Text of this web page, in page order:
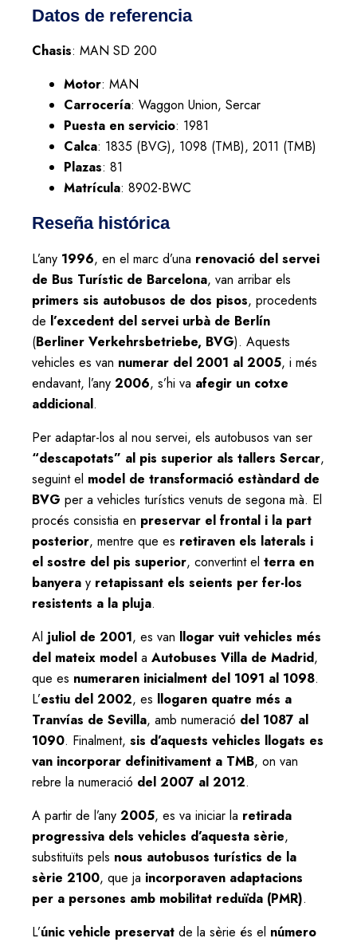
Datos de referencia
Chasis: MAN SD 200
Motor: MAN
Carrocería: Waggon Union, Sercar
Puesta en servicio: 1981
Calca: 1835 (BVG), 1098 (TMB), 2011 (TMB)
Plazas: 81
Matrícula: 8902-BWC
Reseña histórica
L’any 1996, en el marc d’una renovació del servei
de Bus Turístic de Barcelona, van arribar els
primers sis autobusos de dos pisos, procedents
de l’excedent del servei urbà de Berlín
(Berliner Verkehrsbetriebe, BVG). Aquests
vehicles es van numerar del 2001 al 2005, i més
endavant, l’any 2006, s’hi va afegir un cotxe
addicional.
Per adaptar-los al nou servei, els autobusos van ser
“descapotats” al pis superior als tallers Sercar,
seguint el model de transformació estàndard de
BVG per a vehicles turístics venuts de segona mà. El
procés consistia en preservar el frontal i la part
posterior, mentre que es retiraven els laterals i
el sostre del pis superior, convertint el terra en
banyera y retapissant els seients per fer-los
resistents a la pluja.
Al juliol de 2001, es van llogar vuit vehicles més
del mateix model a Autobuses Villa de Madrid,
que es numeraren inicialment del 1091 al 1098.
L’estiu del 2002, es llogaren quatre més a
Tranvías de Sevilla, amb numeració del 1087 al
1090. Finalment, sis d’aquests vehicles llogats es
van incorporar definitivament a TMB, on van
rebre la numeració del 2007 al 2012.
A partir de l’any 2005, es va iniciar la retirada
progressiva dels vehicles d’aquesta sèrie,
substituïts pels nous autobusos turístics de la
sèrie 2100, que ja incorporaven adaptacions
per a persones amb mobilitat reduïda (PMR).
L’únic vehicle preservat de la sèrie és el número